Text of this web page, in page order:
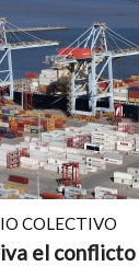
COLECTIVO
el